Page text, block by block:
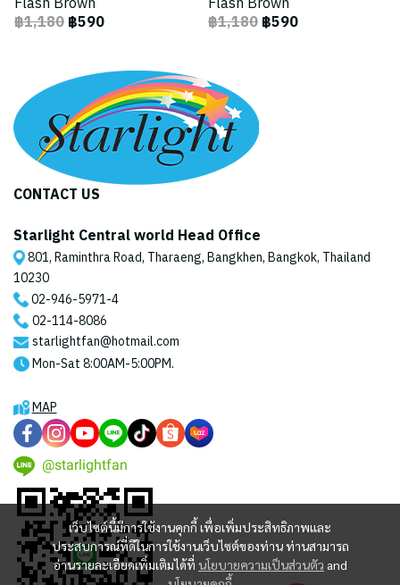
฿1,180฿590 ฿1,180฿590
เว็บไซต์นี้มีการใช้งานคุกกี้ เพื่อเพิ่มประสิทธิภาพและ
ประสบการณ์ที่ดีในการใช้งานเว็บไซต์ของท่าน ท่านสามารถ
อ่านรายละเอียดเพิ่มเติมได้ที่ นโยบายความเป็นส่วนตัว and
CONTACT US
Starlight Central world Head Office
801, Raminthra Road, Tharaeng, Bangkhen, Bangkok, Thailand
10230
02-946-5971-4
02-114-8086
starlightfan@hotmail.com
Mon-Sat 8:00AM-5:00PM.
MAP
@starlightfan